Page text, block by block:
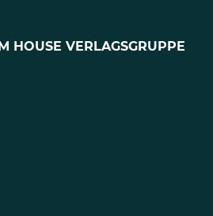
HOUSE VERLAGSGRUPPE